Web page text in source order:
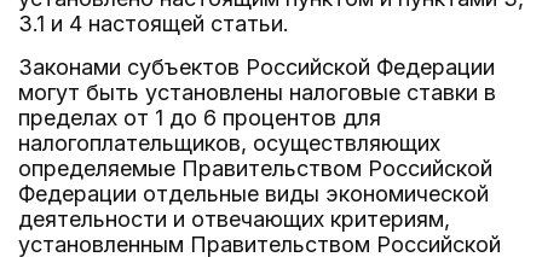
3.1 и 4 настоящей статьи.
Законами субъектов Российской Федерации
могут быть установлены налоговые ставки в
пределах от 1 до 6 процентов для
налогоплательщиков, осуществляющих
определяемые Правительством Российской
Федерации отдельные виды экономической
деятельности и отвечающих критериям,
установленным Правительством Российской